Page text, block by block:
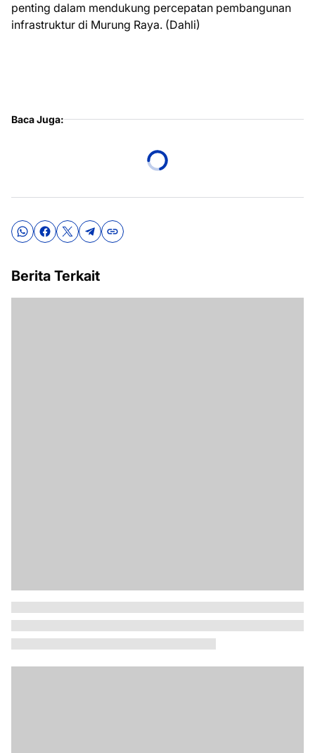
penting dalam mendukung percepatan pembangunan
infrastruktur di Murung Raya. (Dahli)
Baca Juga:
Berita Terkait